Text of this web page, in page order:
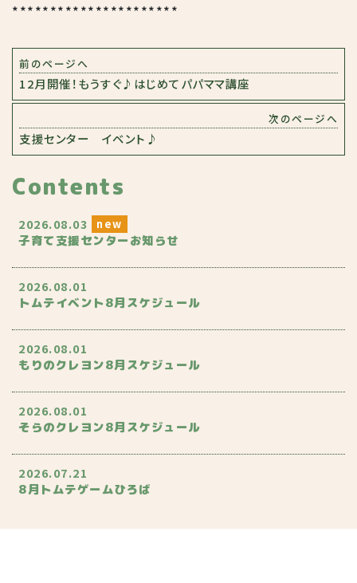
**********************
前のページへ
12月開催！もうすぐ♪はじめてパパママ講座
次のページへ
支援センター イベント♪
Contents
2026.08.03
子育て支援センターお知らせ
2026.08.01
トムテイベント8月スケジュール
2026.08.01
もりのクレヨン8月スケジュール
2026.08.01
そらのクレヨン8月スケジュール
2026.07.21
8月トムテゲームひろば